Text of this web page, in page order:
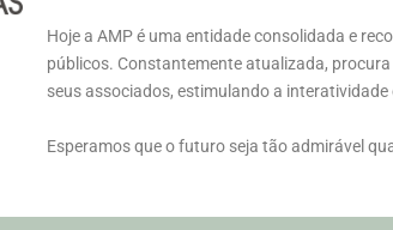
Hoje a AMP é uma entidade consolidada e
públicos. Constantemente atualizada,
seus associados, estimulando a
Esperamos que o futuro seja tão admirável